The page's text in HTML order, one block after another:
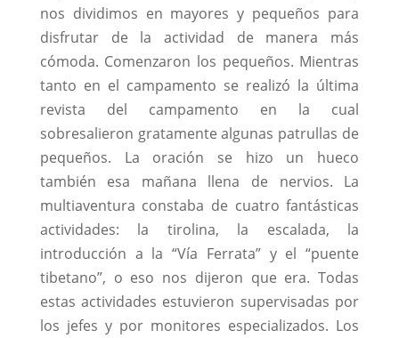
nos dividimos en mayores y pequeños para
disfrutar de la actividad de manera más
cómoda. Comenzaron los pequeños. Mientras
tanto en el campamento se realizó la última
revista del campamento en la cual
sobresalieron gratamente algunas patrullas de
pequeños. La oración se hizo un hueco
también esa mañana llena de nervios. La
multiaventura constaba de cuatro fantásticas
actividades: la tirolina, la escalada, la
introducción a la “Vía Ferrata” y el “puente
tibetano”, o eso nos dijeron que era. Todas
estas actividades estuvieron supervisadas por
los jefes y por monitores especializados. Los